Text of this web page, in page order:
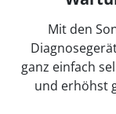
Mit den
ganz einfach
und erhöhst